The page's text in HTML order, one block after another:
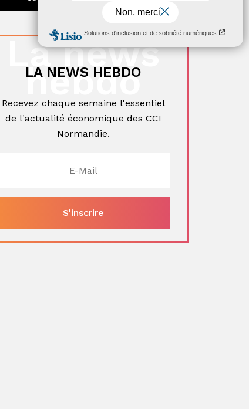
La news
hebdo
LA NEWS HEBDO
Recevez chaque semaine l'essentiel
de l'actualité économique des CCI
Normandie.